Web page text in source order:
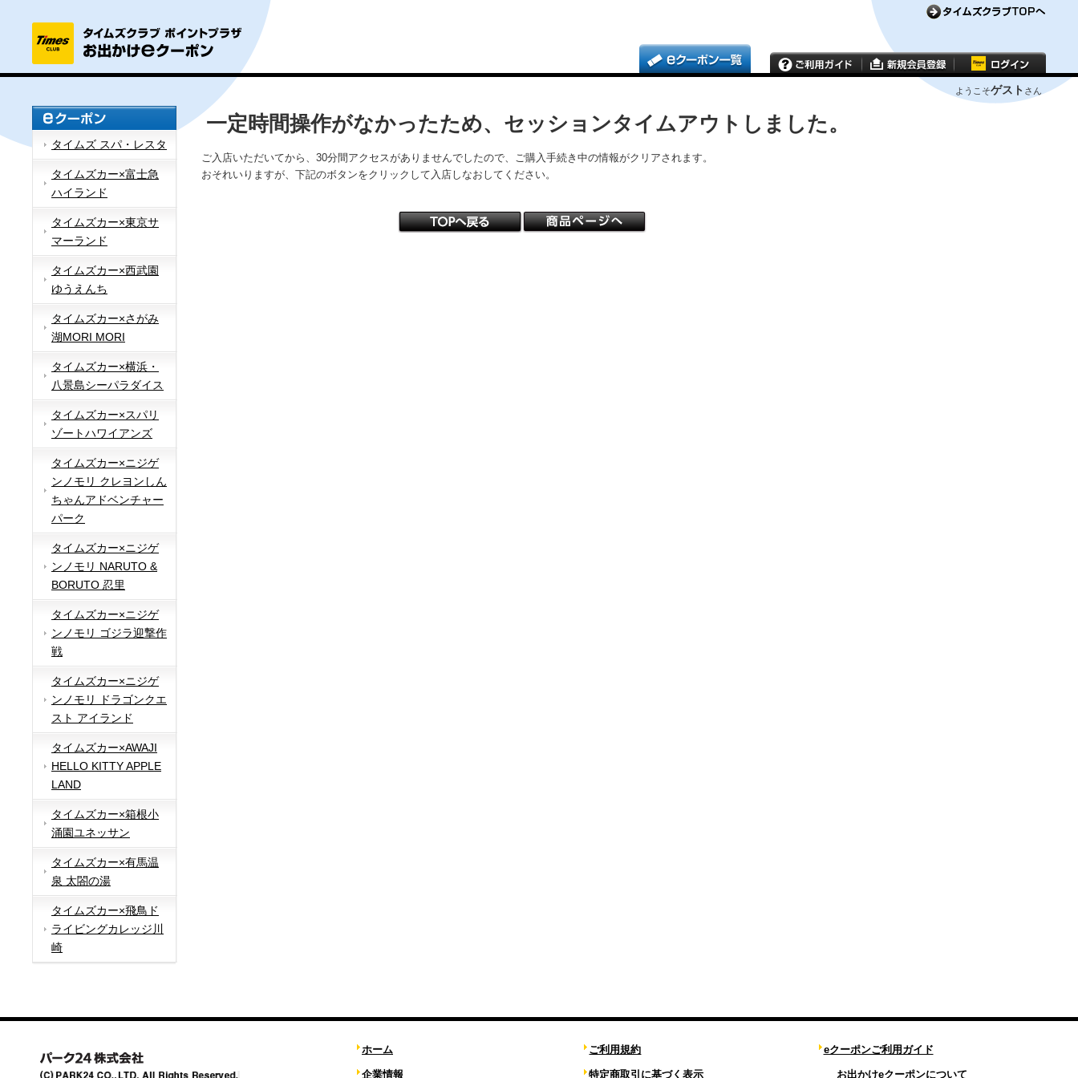
ようこそゲスト さん
タイムズ スパ・レスタ
タイムズカー×富士急
ハイランド
タイムズカー×東京サ
マーランド
タイムズカー×西武園
ゆうえんち
タイムズカー×さがみ
湖MORI MORI
タイムズカー×横浜・
八景島シーパラダイス
タイムズカー×スパリ
ゾートハワイアンズ
タイムズカー×ニジゲ
ンノモリ クレヨンしん
ちゃんアドベンチャー
パーク
タイムズカー×ニジゲ
ンノモリ NARUTO &
BORUTO 忍里
タイムズカー×ニジゲ
ンノモリ ゴジラ迎撃作
戦
タイムズカー×ニジゲ
ンノモリ ドラゴンクエ
スト アイランド
タイムズカー×AWAJI
HELLO KITTY APPLE
LAND
タイムズカー×箱根小
涌園ユネッサン
タイムズカー×有馬温
泉 太閤の湯
タイムズカー×飛鳥ド
ライビングカレッジ川
崎
一定時間操作がなかったため、セッションタイムアウトしました。
ご入店いただいてから、30分間アクセスがありませんでしたので、ご購入手続き中の情報がクリアされます。
おそれいりますが、下記のボタンをクリックして入店しなおしてください。
ホーム
企業情報
ご利用規約
特定商取引に基づく表示
eクーポンご利用ガイド
お出かけeクーポンについて